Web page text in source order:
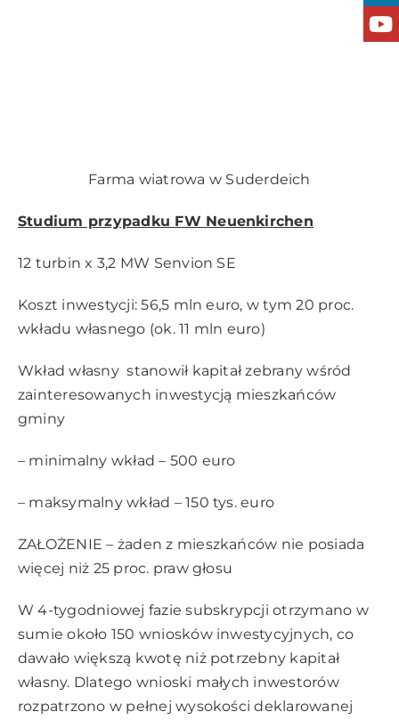
Farma wiatrowa w Suderdeich
Studium przypadku FW Neuenkirchen
12 turbin x 3,2 MW Senvion SE
Koszt inwestycji: 56,5 mln euro, w tym 20 proc.
wkładu własnego (ok. 11 mln euro)
Wkład własny stanowił kapitał zebrany wśród
zainteresowanych inwestycją mieszkańców
gminy
– minimalny wkład – 500 euro
– maksymalny wkład – 150 tys. euro
ZAŁOŻENIE – żaden z mieszkańców nie posiada
więcej niż 25 proc. praw głosu
W 4-tygodniowej fazie subskrypcji otrzymano w
sumie około 150 wniosków inwestycyjnych, co
dawało większą kwotę niż potrzebny kapitał
własny. Dlatego wnioski małych inwestorów
rozpatrzono w pełnej wysokości deklarowanej